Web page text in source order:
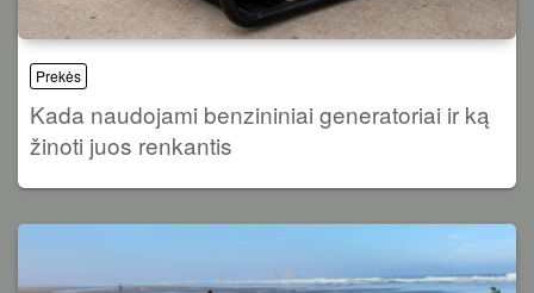
Prekės
Kada naudojami benzininiai generatoriai ir ką
žinoti juos renkantis